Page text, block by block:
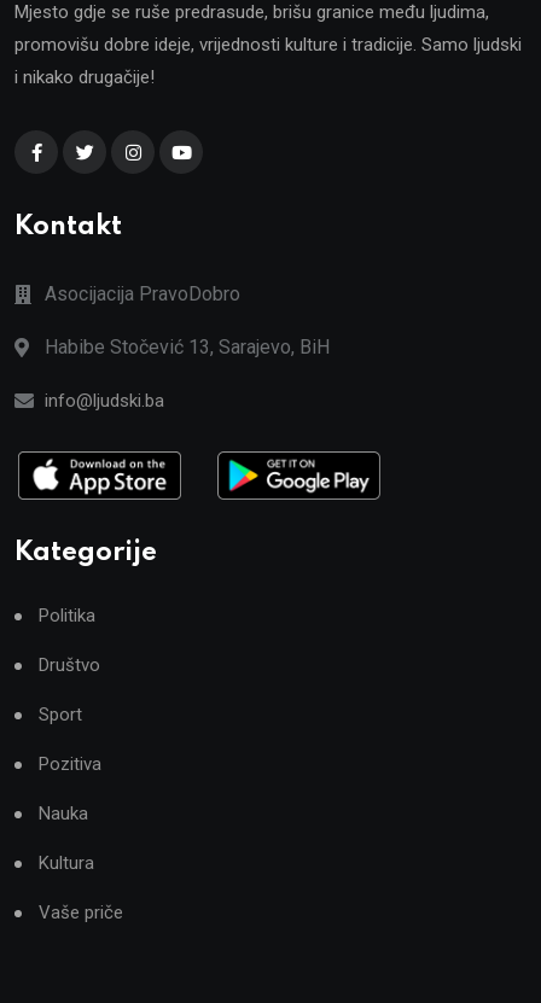
Mjesto gdje se ruše predrasude, brišu granice među ljudima,
promovišu dobre ideje, vrijednosti kulture i tradicije. Samo ljudski
i nikako drugačije!
Kontakt
Asocijacija PravoDobro
Habibe Stočević 13, Sarajevo, BiH
info@ljudski.ba
Kategorije
Politika
Društvo
Sport
Pozitiva
Nauka
Kultura
Vaše priče